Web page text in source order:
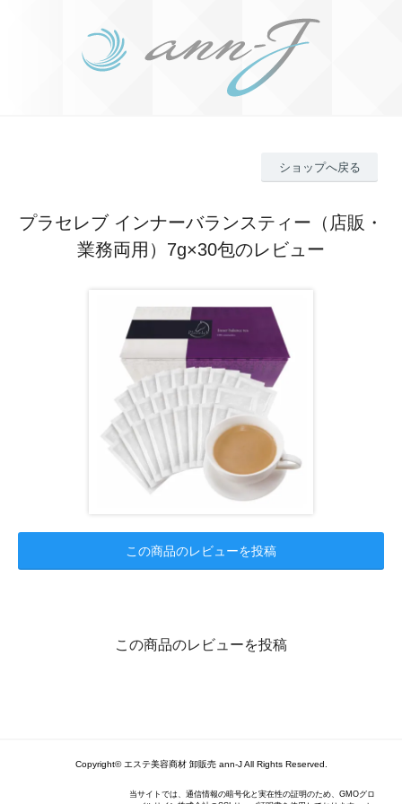
ショップへ戻る
プラセレブ インナーバランスティー（店販・
業務両用）7g×30包のレビュー
この商品のレビューを投稿
この商品のレビューを投稿
Copyright© エステ美容商材 卸販売 ann-J All Rights Reserved.
当サイトでは、通信情報の暗号化と実在性の証明のため、GMOグロ